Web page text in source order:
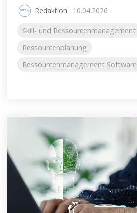
Redaktion : 10.04.2026
Skill- und Ressourcenmanagement
Ressourcenplanung
Ressourcenmanagement Software